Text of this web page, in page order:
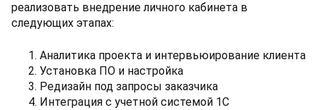
реализовать внедрение личного кабинета в
следующих этапах:
Аналитика проекта и интервьюирование клиента
Установка ПО и настройка
Редизайн под запросы заказчика
Интеграция с учетной системой 1С